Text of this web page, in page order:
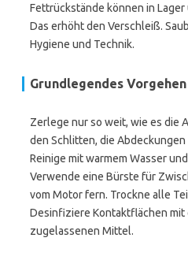
Fettrückstände können in
Das erhöht den Verschleiß.
Hygiene und Technik.
Grundlegendes
Zerlege nur so weit, wie es die
den Schlitten, die
Reinige mit warmem Wasser
Verwende eine Bürste für
vom Motor fern. Trockne alle
Desinfiziere Kontaktflächen
zugelassenen Mittel.